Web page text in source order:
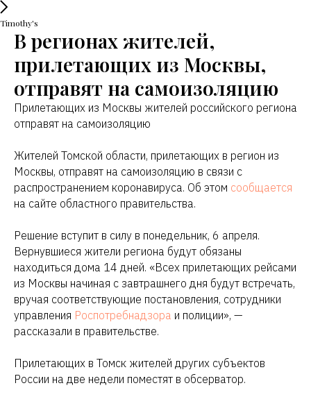
Timothy's
В регионах жителей,
прилетающих из Москвы,
отправят на самоизоляцию
Прилетающих из Москвы жителей российского региона
отправят на самоизоляцию
Жителей Томской области, прилетающих в регион из
Москвы, отправят на самоизоляцию в связи с
распространением коронавируса. Об этом сообщается
на сайте областного правительства.
Решение вступит в силу в понедельник, 6 апреля.
Вернувшиеся жители региона будут обязаны
находиться дома 14 дней. «Всех прилетающих рейсами
из Москвы начиная с завтрашнего дня будут встречать,
вручая соответствующие постановления, сотрудники
управления Роспотребнадзора и полиции», —
рассказали в правительстве.
Прилетающих в Томск жителей других субъектов
России на две недели поместят в обсерватор.